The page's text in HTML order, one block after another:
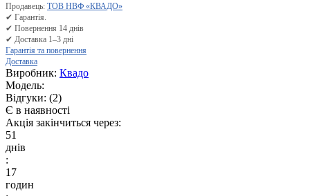
Продавець: ТОВ НВФ «КВАДО»
✔ Гарантія.
✔ Повернення 14 днів
✔ Доставка 1–3 дні
Гарантія та повернення
Доставка
Виробник: Квадо
Модель:
Відгуки: (2)
Є в наявності
Акція закінчиться через:
51
днів
:
17
годин